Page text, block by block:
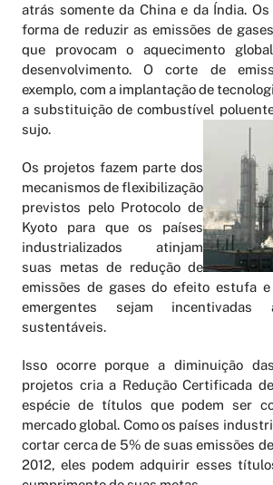
atrás somente da China e da Índia.
forma de reduzir as emissões de
que provocam o aquecimento
desenvolvimento. O corte de
exemplo, com a implantação de
a substituição de combustível
sujo.
Os projetos fazem parte dos
mecanismos de flexibilização
previstos pelo Protocolo de
Kyoto para que os países
industrializados atinjam
suas metas de redução de
emissões de gases do efeito estufa
emergentes sejam
sustentáveis.
Isso ocorre porque a diminuição
projetos cria a Redução Certificada
espécie de títulos que podem ser
mercado global. Como os países
cortar cerca de 5% de suas emissões
2012, eles podem adquirir esses